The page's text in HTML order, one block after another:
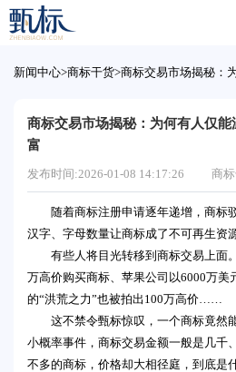
新闻中心>商标干货>
商标交易市场揭秘：为何有人仅
富
发布时间:2026-01-08 14:17:26 商
随着商标注册申请逐年递增，商标
汉字、字母数量让商标成了不可再生资源
有些人将目光转移到商标交易上面
万高价购买商标、苹果公司以6000万美
的“洪荒之力”也被拍出100万高价……
这不禁令甄标惊叹，一个商标竟然
小概率事件，商标交易金额一般是几千
不多的商标，价格却大相径庭，到底是